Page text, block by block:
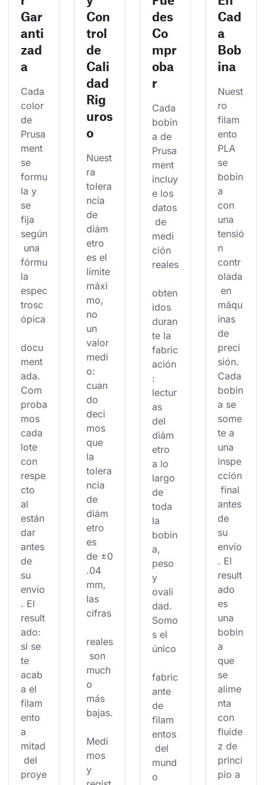
Gar
anti
zad
a
Cada
color
de
Prusa
ment
se
formu
la y
se
fija
según
una
fórmu
la
espec
trosc
ópica
docu
ment
ada.
Com
proba
mos
cada
lote
con
respe
cto
al
están
dar
antes
de
su
envío
. El
result
ado:
si se
te
acab
a el
filam
ento
a
mitad
del
proye
Con
trol
de
Cali
dad
Rig
uros
o
Nuest
ra
tolera
ncia
de
diám
etro
es el
límite
máxi
mo,
no
un
valor
medi
o:
cuan
do
deci
mos
que
la
tolera
ncia
de
diám
etro
es
de ±0
.04
mm,
las
cifras
reales
son
much
o
más
bajas.
Medi
mos
y
des
Co
mpr
oba
r
Cada
bobin
a de
Prusa
ment
incluy
e los
datos
de
medi
ción
reales
obten
idos
duran
te la
fabric
ación
:
lectur
as
del
diám
etro
a lo
largo
de
toda
la
bobin
a,
peso
y
ovali
dad.
Somo
s el
único
fabric
ante
de
filam
entos
del
mund
o
Cad
a
Bob
ina
Nuest
ro
filam
ento
PLA
se
bobin
a
con
una
tensió
n
contr
olada
en
máqu
inas
de
preci
sión.
Cada
bobin
a se
some
te a
una
inspe
cción
final
antes
de
su
envío
. El
result
ado
es
una
bobin
a
que
se
alime
nta
con
fluide
z de
princi
pio a